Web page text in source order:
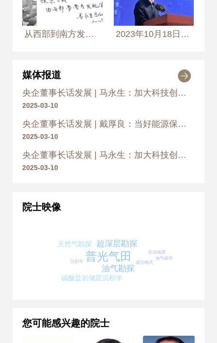
荣获 中国石油和化学工业联
合会科学技术奖 一等奖
2007年
2007年
奖 二等奖
术成就奖
2014年
奖 一等奖
从西部到南方发现深层宝藏 2010年3月23日， 摄于中国石油化工集团公司川东油气井 摄影师：侯艺兵、黄慧靖 2023年10月18日，中国工程院院士、中国石化集团公司总经理马永生在博鳌亚洲论坛全球经济发展与安全论坛上发表主旨演讲
媒体报道
央企董事长话发展 | 马永生：加大科技创新力度是必答题
2025-03-10
央企董事长话发展 | 戴厚良：当好能源保供“顶梁柱” 大力推动绿色低碳转型
2025-03-10
央企董事长话发展 | 马永生：加大科技创新力度是必答题
2025-03-10
院士映像
普光气田
油气勘探
超深层勘探
天然气勘探
碳酸盐岩储层沉积学
石油地质
成压模式
油气保存
沉积学
您可能感兴趣的院士